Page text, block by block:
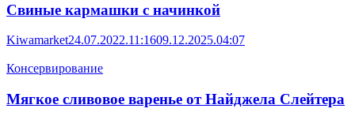
Свиные кармашки с начинкой
Kiwamarket24.07.2022.11:1609.12.2025.04:07
Консервирование
Мягкое сливовое варенье от Найджела Слейтера